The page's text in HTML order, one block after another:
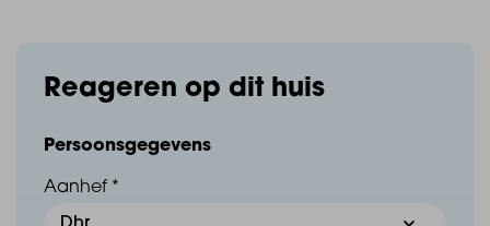
- De erker op de begane grond is van kunststof;
- Schilderwerk buitenzijde is in 2024 vernieuwd;
- De c.v. unit is in 2022 vernieuwd;
Reageren op dit huis
Persoonsgegevens
Aanhef *